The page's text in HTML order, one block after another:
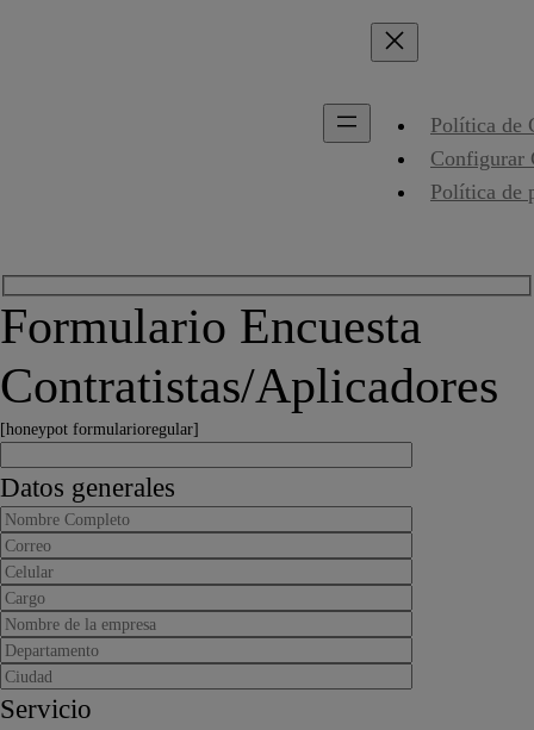
Política de
Configurar
Política de
Formulario Encuesta
Contratistas/Aplicadores
[honeypot formularioregular]
Datos generales
Servicio